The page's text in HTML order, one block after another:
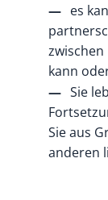
es
kann
Sie
Sie aus
anderen